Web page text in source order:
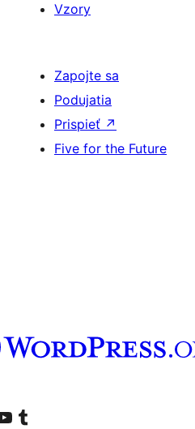
Vzory
Zapojte sa
Podujatia
Prispieť ↗
Five for the Future
LinkedIn
platforme TikToknáš kanál YouTube
Navštívte náš účet na platforme Tumblr